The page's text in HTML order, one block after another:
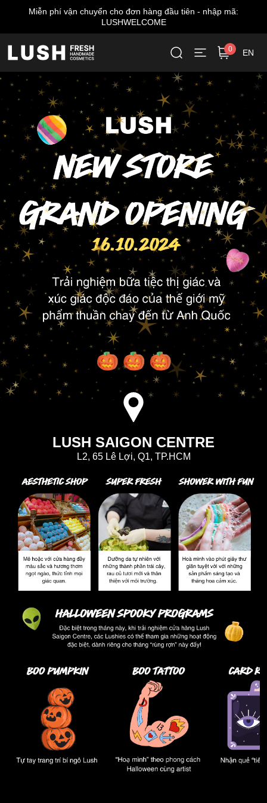
Miễn phí vận chuyển cho đơn hàng đầu tiên - nhập mã:
LUSHWELCOME
0 EN
LUSH SAIGON CENTRE
L2, 65 Lê Lợi, Q1, TP.HCM